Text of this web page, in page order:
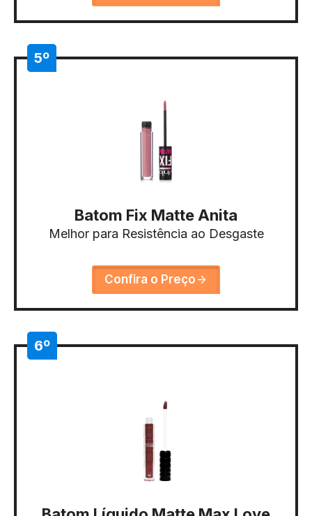
5º
Batom Fix Matte Anita
Melhor para Resistência ao Desgaste
Confira o Preço
6º